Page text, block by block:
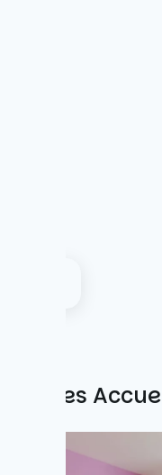
Autres